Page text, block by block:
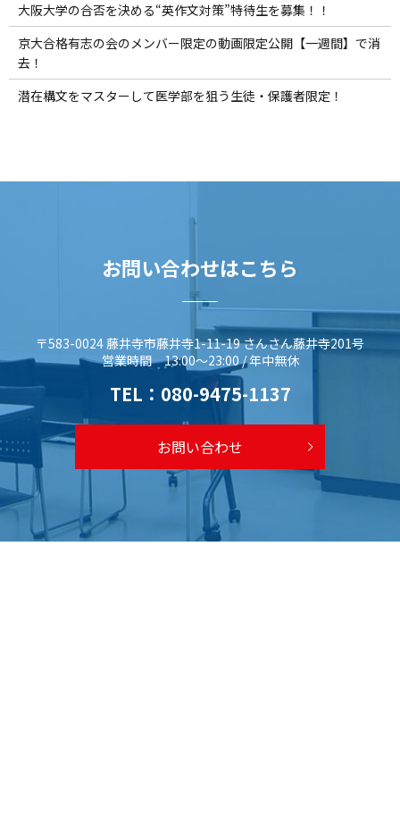
大阪大学の合否を決める“英作文対策”特待生を募集！！
京大合格有志の会のメンバー限定の動画限定公開【一週間】で消
去！
潜在構文をマスターして医学部を狙う生徒・保護者限定！
お問い合わせはこちら
〒583-0024 藤井寺市藤井寺1-11-19 さんさん藤井寺201号
営業時間 13:00～23:00 / 年中無休
TEL： 080-9475-1137
お問い合わせ